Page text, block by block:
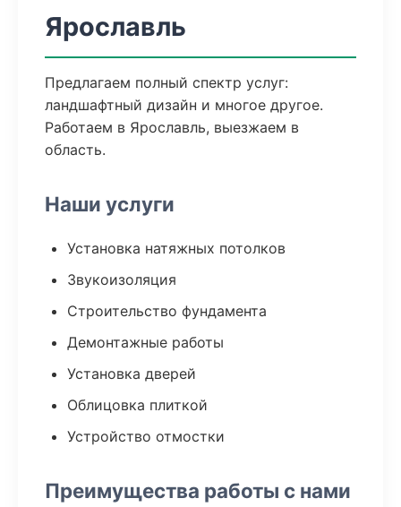
Ярославль
Предлагаем полный спектр услуг:
ландшафтный дизайн и многое другое.
Работаем в Ярославль, выезжаем в
область.
Наши услуги
Установка натяжных потолков
Звукоизоляция
Строительство фундамента
Демонтажные работы
Установка дверей
Облицовка плиткой
Устройство отмостки
Преимущества работы с нами